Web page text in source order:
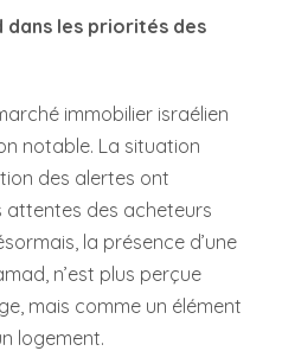
dans les priorités des
immobilier israélien
notable. La situation
des alertes ont
des acheteurs
la présence d’une
n’est plus perçue
mais comme un élément
logement.